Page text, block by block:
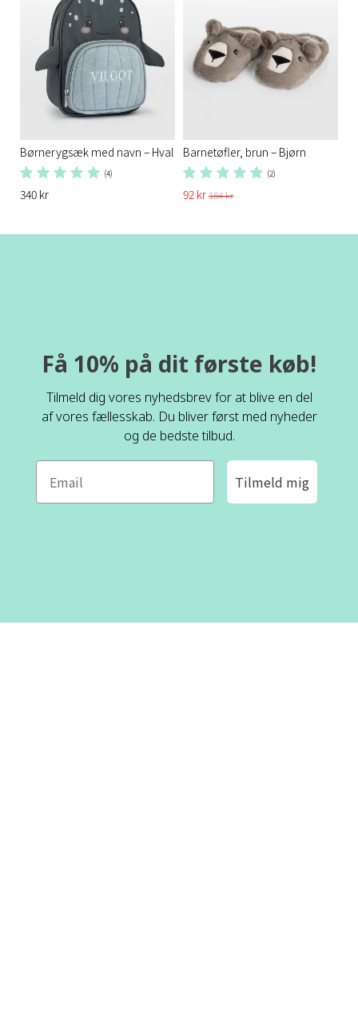
Børnerygsæk med navn – Hval
(4)
340 kr
Barnetøfler, brun – Bjørn
(2)
92 kr184 kr
Få 10% på dit første køb!
Tilmeld dig vores nyhedsbrev for at blive en del
af vores fællesskab. Du bliver først med nyheder
og de bedste tilbud.
Tilmeld mig